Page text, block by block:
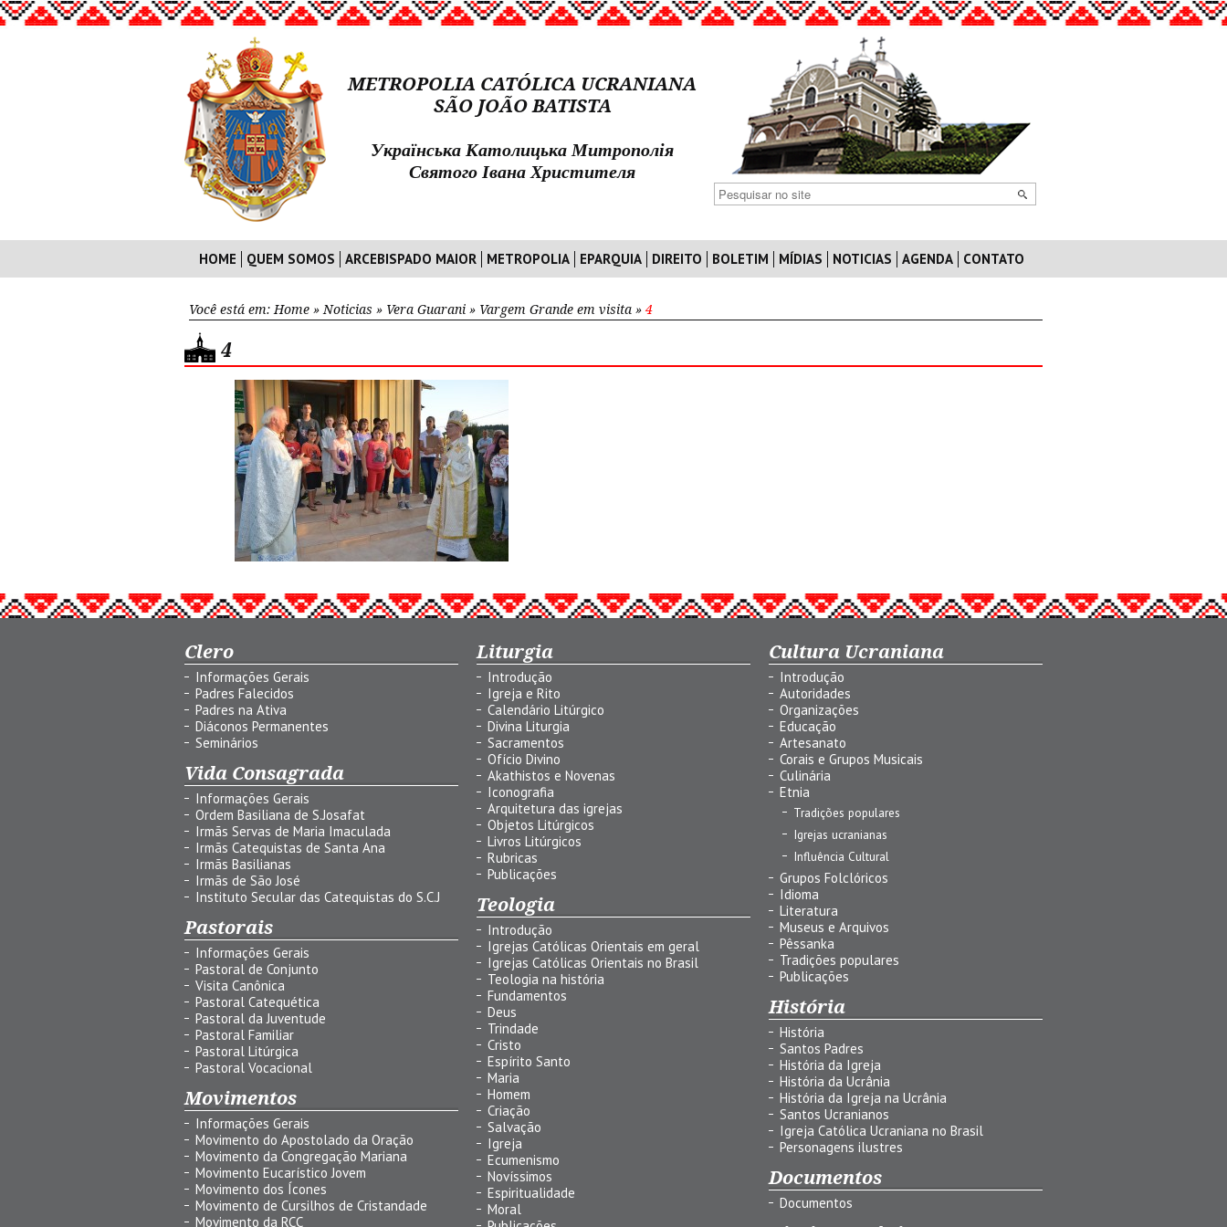
METROPOLIA CATÓLICA UCRANIANA
SÃO JOÃO BATISTA
Українська Католицька Митрополія
Святого Івана Христителя
HOME QUEM SOMOS ARCEBISPADO MAIOR METROPOLIA EPARQUIA DIREITO BOLETIM MÍDIAS NOTICIAS AGENDA CONTATO
Você está em: Home » Noticias » Vera Guarani » Vargem Grande em visita » 4
4
Clero
Informações Gerais
Padres Falecidos
Padres na Ativa
Diáconos Permanentes
Seminários
Vida Consagrada
Informações Gerais
Ordem Basiliana de S.Josafat
Irmãs Servas de Maria Imaculada
Irmãs Catequistas de Santa Ana
Irmãs Basilianas
Irmãs de São José
Instituto Secular das Catequistas do S.C.J
Pastorais
Informações Gerais
Pastoral de Conjunto
Visita Canônica
Pastoral Catequética
Pastoral da Juventude
Pastoral Familiar
Pastoral Litúrgica
Pastoral Vocacional
Movimentos
Informações Gerais
Movimento do Apostolado da Oração
Movimento da Congregação Mariana
Movimento Eucarístico Jovem
Movimento dos Ícones
Movimento de Cursilhos de Cristandade
Movimento da RCC
Liturgia
Introdução
Igreja e Rito
Calendário Litúrgico
Divina Liturgia
Sacramentos
Ofício Divino
Akathistos e Novenas
Iconografia
Arquitetura das igrejas
Objetos Litúrgicos
Livros Litúrgicos
Rubricas
Publicações
Teologia
Introdução
Igrejas Católicas Orientais em geral
Igrejas Católicas Orientais no Brasil
Teologia na história
Fundamentos
Deus
Trindade
Cristo
Espírito Santo
Maria
Homem
Criação
Salvação
Igreja
Ecumenismo
Novíssimos
Espiritualidade
Moral
Cultura Ucraniana
Introdução
Autoridades
Organizações
Educação
Artesanato
Corais e Grupos Musicais
Culinária
Etnia
Tradições populares
Igrejas ucranianas
Influência Cultural
Grupos Folclóricos
Idioma
Literatura
Museus e Arquivos
Pêssanka
Tradições populares
Publicações
História
História
Santos Padres
História da Igreja
História da Ucrânia
História da Igreja na Ucrânia
Santos Ucranianos
Igreja Católica Ucraniana no Brasil
Personagens ilustres
Documentos
Documentos